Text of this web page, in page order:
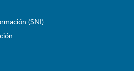
(SNI)